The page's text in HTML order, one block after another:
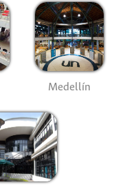
Medellín